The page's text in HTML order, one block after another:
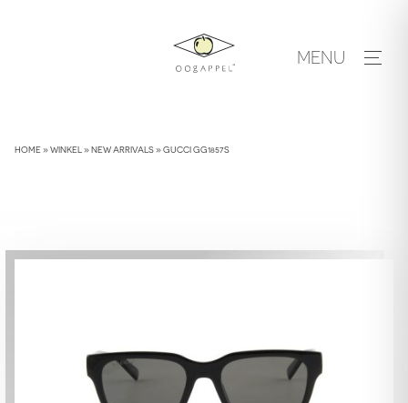
MENU
HOME»WINKEL »NEW ARRIVALS»GUCCI GG1857S